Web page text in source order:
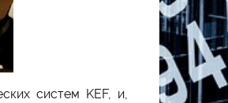
систем KEF, и,